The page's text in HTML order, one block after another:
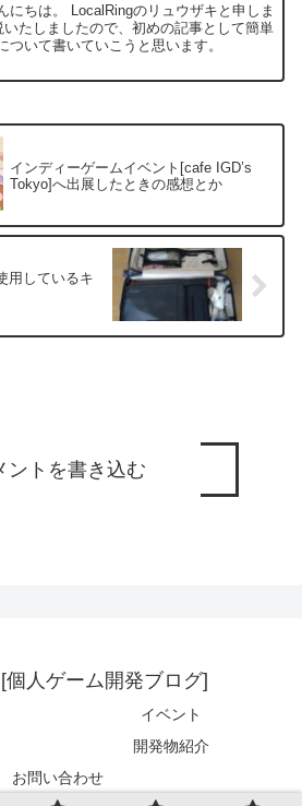
にちは。 LocalRingのリュウザキと申しま
たしましたので、初めの記事として簡単
ついて書いていこうと思います。
インディーゲームイベント[cafe IGD’s
Tokyo]へ出展したときの感想とか
用しているキ
ントを書き込む
個人ゲーム開発ブログ]
イベント
開発物紹介
お問い合わせ